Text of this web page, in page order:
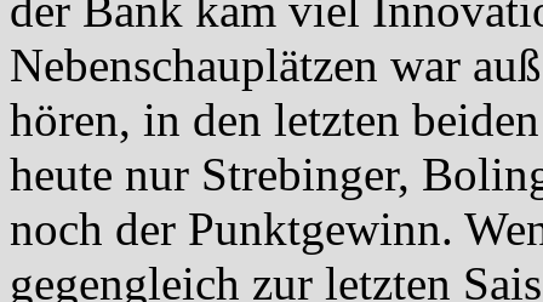
der Bank kam viel
Nebenschauplätzen war
hören, in den letzten
heute nur Strebinger,
noch der Punktgewinn.
gegengleich zur letzten